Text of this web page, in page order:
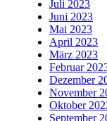
Juli 2023
Juni 2023
Mai 2023
April 2023
März 2023
Februar
Dezember
November
Oktober
September